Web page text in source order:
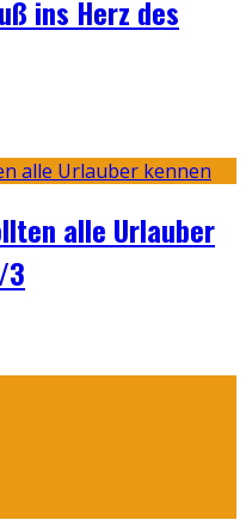
ins Herz des
alle Urlauber
3